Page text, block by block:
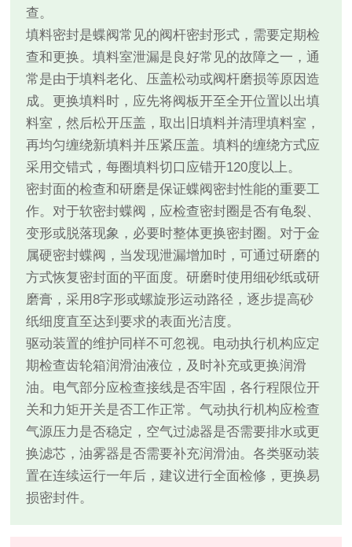
查。
填料密封是蝶阀常见的阀杆密封形式，需要定期检
查和更换。填料室泄漏是良好常见的故障之一，通
常是由于填料老化、压盖松动或阀杆磨损等原因造
成。更换填料时，应先将阀板开至全开位置以出填
料室，然后松开压盖，取出旧填料并清理填料室，
再均匀缠绕新填料并压紧压盖。填料的缠绕方式应
采用交错式，每圈填料切口应错开120度以上。
密封面的检查和研磨是保证蝶阀密封性能的重要工
作。对于软密封蝶阀，应检查密封圈是否有龟裂、
变形或脱落现象，必要时整体更换密封圈。对于金
属硬密封蝶阀，当发现泄漏增加时，可通过研磨的
方式恢复密封面的平面度。研磨时使用细砂纸或研
磨膏，采用8字形或螺旋形运动路径，逐步提高砂
纸细度直至达到要求的表面光洁度。
驱动装置的维护同样不可忽视。电动执行机构应定
期检查齿轮箱润滑油液位，及时补充或更换润滑
油。电气部分应检查接线是否牢固，各行程限位开
关和力矩开关是否工作正常。气动执行机构应检查
气源压力是否稳定，空气过滤器是否需要排水或更
换滤芯，油雾器是否需要补充润滑油。各类驱动装
置在连续运行一年后，建议进行全面检修，更换易
损密封件。